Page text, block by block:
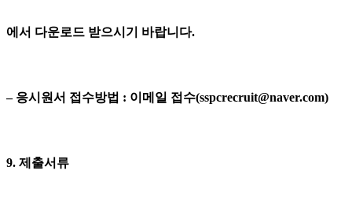
에서 다운로드 받으시기 바랍니다.
– 응시원서 접수방법 : 이메일 접수(sspcrecruit@naver.com)
9. 제출서류